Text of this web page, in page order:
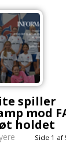
spiller
mod
holdet
Side 1 af